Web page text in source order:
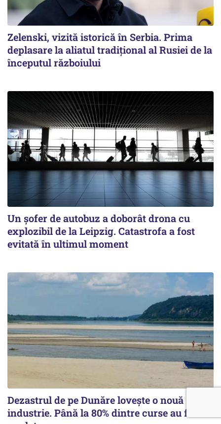
Zelenski, vizită istorică în Serbia. Prima
deplasare la aliatul tradițional al Rusiei de la
începutul războiului
Un șofer de autobuz a doborât drona cu
explozibil de la Leipzig. Catastrofa a fost
evitată în ultimul moment
Dezastrul de pe Dunăre lovește o nouă
industrie. Până la 80% dintre curse au fost